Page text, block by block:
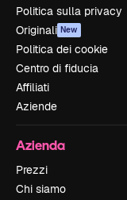
Politica sulla privacy
Originali New
Politica dei cookie
Centro di fiducia
Affiliati
Aziende
Azienda
Prezzi
Chi siamo